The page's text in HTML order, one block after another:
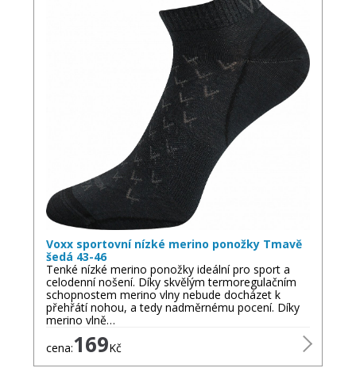
Voxx sportovní nízké merino ponožky Tmavě
šedá 43-46
Tenké nízké merino ponožky ideální pro sport a
celodenní nošení. Díky skvělým termoregulačním
schopnostem merino vlny nebude docházet k
přehřátí nohou, a tedy nadměrnému pocení. Díky
merino vlně…
cena:169Kč